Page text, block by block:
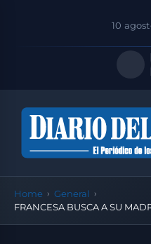
10
Quick Links
Home
General
FRANCESA BUSCA A SU